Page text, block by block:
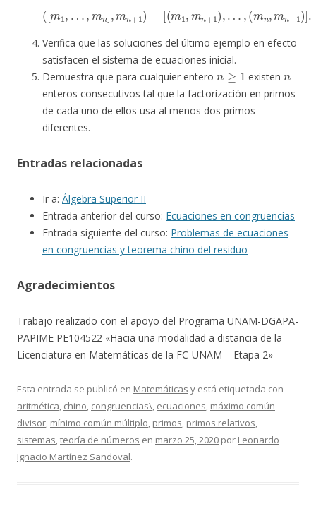
([m mn ,mn )= m1, mn+ ,… n,m n+1
Verifica que las soluciones del último ejemplo en efecto
satisfacen el sistema de ecuaciones inicial.
Demuestra que para cualquier entero
n≥1
existen
enteros consecutivos tal que la factorización en primos
de cada uno de ellos usa al menos dos primos
diferentes.
Entradas relacionadas
Ir a: Álgebra Superior II
Entrada anterior del curso: Ecuaciones en congruencias
Entrada siguiente del curso: Problemas de ecuaciones
en congruencias y teorema chino del residuo
Agradecimientos
Trabajo realizado con el apoyo del Programa UNAM-DGAPA-
PAPIME PE104522 «Hacia una modalidad a distancia de la
Licenciatura en Matemáticas de la FC-UNAM – Etapa 2»
Esta entrada se publicó en Matemáticas y está etiquetada con
aritmética, chino, congruencias\, ecuaciones, máximo común
divisor, mínimo común múltiplo, primos, primos relativos,
sistemas,teoría de números en marzo 25, 2020 por Leonardo
Ignacio Martínez Sandoval.